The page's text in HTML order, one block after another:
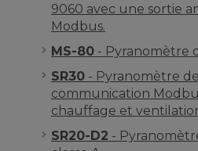
9060 avec une sortie
Modbus.
MS-80 - Pyranomètre
SR30 - Pyranomètre
communication
chauffage et
SR20-D2 -